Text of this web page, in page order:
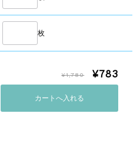
枚
¥1,780 ¥783